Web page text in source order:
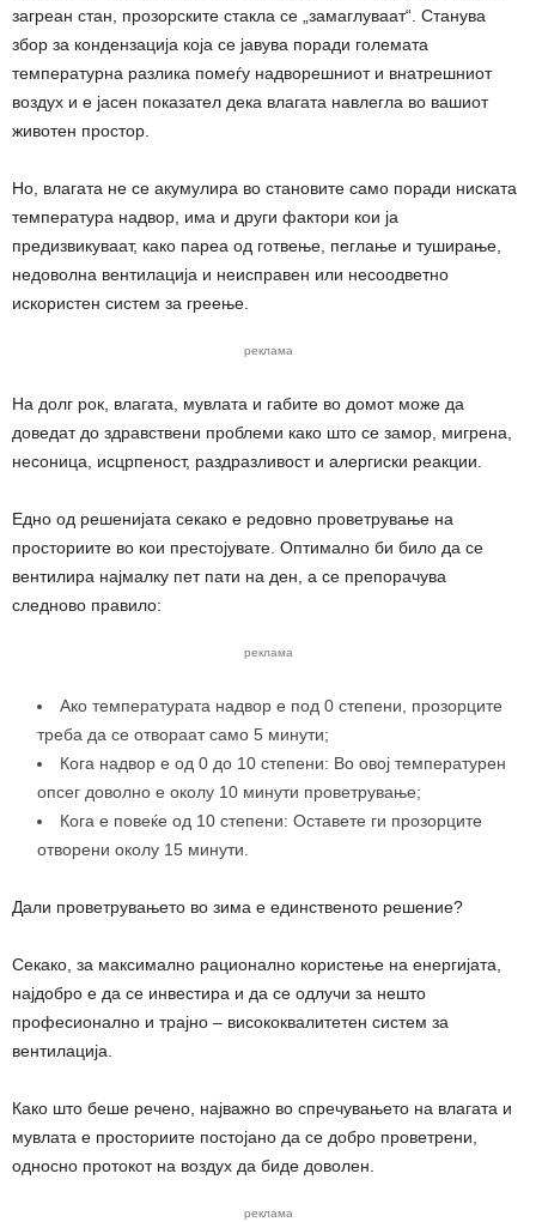
загреан стан, прозорските стакла се „замаглуваат“. Станува
збор за кондензација која се јавува поради големата
температурна разлика помеѓу надворешниот и внатрешниот
воздух и е јасен показател дека влагата навлегла во вашиот
животен простор.
Но, влагата не се акумулира во становите само поради ниската
температура надвор, има и други фактори кои ја
предизвикуваат, како пареа од готвење, пеглање и туширање,
недоволна вентилација и неисправен или несоодветно
искористен систем за греење.
реклама
На долг рок, влагата, мувлата и габите во домот може да
доведат до здравствени проблеми како што се замор, мигрена,
несоница, исцрпеност, раздразливост и алергиски реакции.
Едно од решенијата секако е редовно проветрување на
просториите во кои престојувате. Оптимално би било да се
вентилира најмалку пет пати на ден, а се препорачува
следново правило:
реклама
Ако температурата надвор е под 0 степени, прозорците
треба да се отвораат само 5 минути;
Кога надвор е од 0 до 10 степени: Во овој температурен
опсег доволно е околу 10 минути проветрување;
Кога е повеќе од 10 степени: Оставете ги прозорците
отворени околу 15 минути.
Дали проветрувањето во зима е единственото решение?
Секако, за максимално рационално користење на енергијата,
најдобро е да се инвестира и да се одлучи за нешто
професионално и трајно – висококвалитетен систем за
вентилација.
Како што беше речено, најважно во спречувањето на влагата и
мувлата е просториите постојано да се добро проветрени,
односно протокот на воздух да биде доволен.
реклама